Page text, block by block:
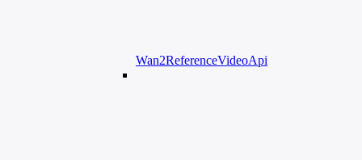
Wan2ReferenceVideoApi